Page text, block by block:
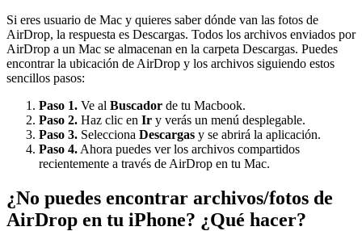
Si eres usuario de Mac y quieres saber dónde van las fotos de
AirDrop, la respuesta es Descargas. Todos los archivos enviados por
AirDrop a un Mac se almacenan en la carpeta Descargas. Puedes
encontrar la ubicación de AirDrop y los archivos siguiendo estos
sencillos pasos:
Paso 1. Ve al Buscador de tu Macbook.
Paso 2. Haz clic en Ir y verás un menú desplegable.
Paso 3. Selecciona Descargas y se abrirá la aplicación.
Paso 4. Ahora puedes ver los archivos compartidos
recientemente a través de AirDrop en tu Mac.
¿No puedes encontrar archivos/fotos de
AirDrop en tu iPhone? ¿Qué hacer?